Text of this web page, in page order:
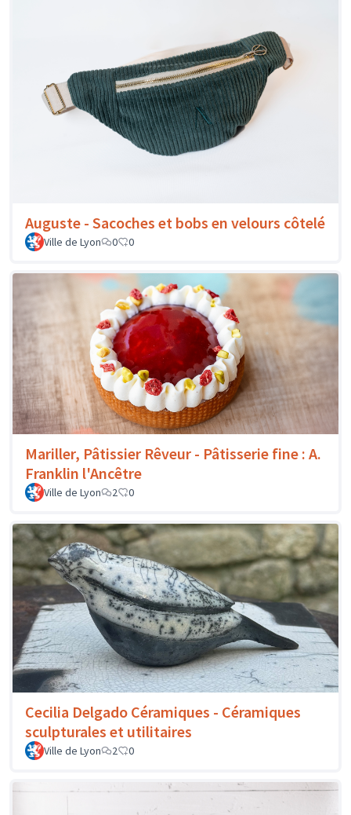
Auguste - Sacoches et bobs en velours côtelé
Ville de Lyon 0 0
Mariller, Pâtissier Rêveur - Pâtisserie fine : A.
Franklin l'Ancêtre
Ville de Lyon 2 0
Cecilia Delgado Céramiques - Céramiques
sculpturales et utilitaires
Ville de Lyon 2 0